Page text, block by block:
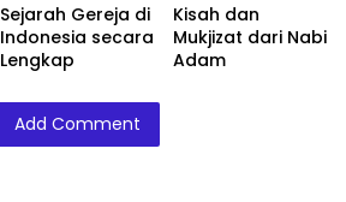
Sejarah Gereja di
Indonesia secara
Lengkap
Kisah dan
Mukjizat dari Nabi
Adam
Add Comment